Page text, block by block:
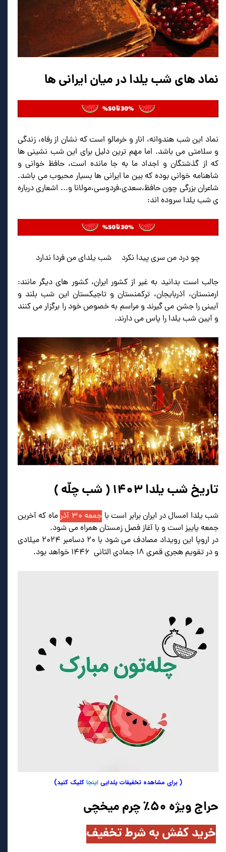
نماد های شب یلدا در میان ایرانی ها
نماد این شب هندوانه، انار و خرمالو است که نشان از رفاه، زندگی
و سلامتی می باشد. اما مهم ترین دلیل برای این شب نشینی ها
که از گذشتگان و اجداد ما به جا مانده است، حافظ خوانی و
شاهنامه خوانی بوده که بین ما ایرانی ها بسیار محبوب می باشد.
شاعران بزرگی چون حافظ،سعدی،فردوسی،مولانا و... اشعاری درباره
ی شب یلدا سروده اند:
چو درد من سری پیدا نکرد شب یلدای من فردا ندارد
جالب است بدانید به غیر از کشور ایران، کشور های دیگر مانند:
ارمنستان، آذربایجان، ترکمنستان و تاجیکستان این شب بلند و
آیینی را جشن می گیرند و مراسم به خصوص خود را برگزار می کنند
و آیین شب یلدا را پاس می دارند.
تاریخ شب یلدا ۱۴۰۳ ( شب چلّه )
شب یلدا امسال در ایران برابر است با جمعه ۳۰ آذر
ماه که آخرین
جمعه پاییز است و با آغاز فصل زمستان همراه می شود.
در اروپا این رویداد مصادف می شود با ۲۰ دسامبر ۲۰۲۴ میلادی
و در تقویم هجری قمری ۱۸ جمادی الثانی ۱۴۴۶ خواهد بود.
( برای مشاهده تخفیفات یلدایی اینجا کلیک کنید)
حراج ویژه ۵۰٪ چرم میخچی
خرید کفش بهشرط تخفیف